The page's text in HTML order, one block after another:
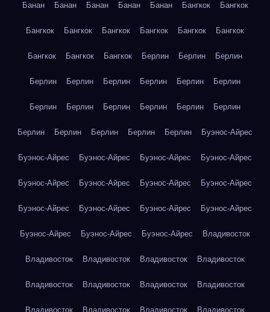
Банан Банан Банан Банан Банан Бангкок Бангкок
Бангкок Бангкок Бангкок Бангкок Бангкок Бангкок
Бангкок Бангкок Бангкок Берлин Берлин Берлин
Берлин Берлин Берлин Берлин Берлин Берлин
Берлин Берлин Берлин Берлин Берлин Берлин
Берлин Берлин Берлин Берлин Берлин Буэнос-Айрес
Буэнос-Айрес Буэнос-Айрес Буэнос-Айрес Буэнос-Айрес
Буэнос-Айрес Буэнос-Айрес Буэнос-Айрес Буэнос-Айрес
Буэнос-Айрес Буэнос-Айрес Буэнос-Айрес Буэнос-Айрес
Буэнос-Айрес Буэнос-Айрес Буэнос-Айрес Владивосток
Владивосток Владивосток Владивосток Владивосток
Владивосток Владивосток Владивосток Владивосток
Владивосток Владивосток Владивосток Владивосток